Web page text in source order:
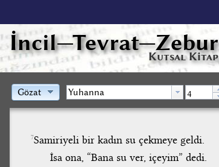
İncil—Tevrat—Zebur
Kutsal Kitap
Gözat
7Samiriyeli bir kadın su çekmeye geldi.
İsa ona, “Bana su ver, içeyim” dedi.